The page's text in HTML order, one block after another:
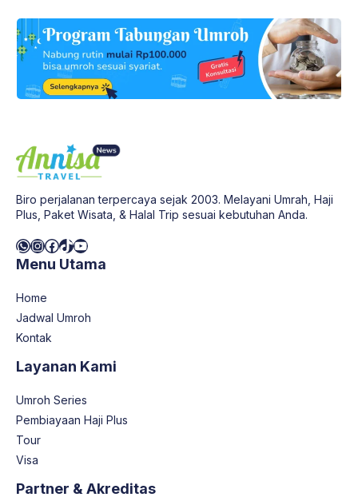
Biro perjalanan terpercaya sejak 2003. Melayani Umrah, Haji
Plus, Paket Wisata, & Halal Trip sesuai kebutuhan Anda.
WhatsApp
Instagram
Facebook
TikTok
YouTube
Menu Utama
Home
Jadwal Umroh
Kontak
Layanan Kami
Umroh Series
Pembiayaan Haji Plus
Tour
Visa
Partner & Akreditas